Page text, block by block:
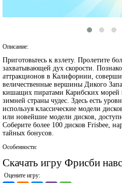
Описание:
Приготовьтесь к взлету. Пролетите
захватывающей дух скорости.
аттракционов в Калифорнии,
величественные вершины Дикого
кишащих пиратами Карибских морей
зимней страны чудес. Здесь есть
используя классические модели
или новейшие модели дисков,
Соберите более 100 дисков Frisbee,
тайных бонусов.
Особенности:
Скачать игру Фрисби
Оцените игру: